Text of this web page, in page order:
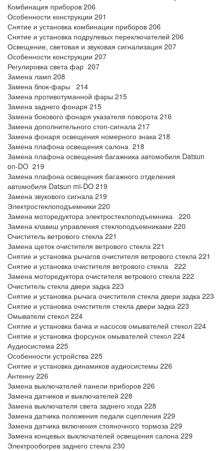
Комбинация приборов 206
Особенности конструкции 201
Снятие и установка комбинации приборов 206
Снятие и установка подрулевых переключателей 206
Освещение, световая и звуковая сигнализация 207
Особенности конструкции 207
Регулировка света фар 207
Замена ламп 208
Замена блок-фары 214
Замена противотуманной фары 215
Замена заднего фонаря 215
Замена бокового фонаря указателя поворота 216
Замена дополнительного стоп-сигнала 217
Замена фонаря освещения номерного знака 218
Замена плафона освещения салона 218
Замена плафона освещения багажника автомобиля Datsun
on-DO 219
Замена плафона освещения багажного отделения
автомобиля Datsun mi-DO 219
Замена звукового сигнала 219
Электростеклоподъемники 220
Замена моторедуктора электростеклоподъемника 220
Замена клавиш управления стеклоподъемниками 220
Очиститель ветрового стекла 221
Замена щеток очистителя ветрового стекла 221
Снятие и установка рычагов очистителя ветрового стекла 221
Снятие и установка очистителя ветрового стекла 222
Замена моторедуктора очистителя ветрового стекла 222
Очиститель стекла двери задка 223
Снятие и установка рычага очистителя стекла двери задка 223
Снятие и установка очистителя стекла двери задка 223
Омыватели стекол 224
Снятие и установка бачка и насосов омывателей стекол 224
Снятие и установка форсунок омывателей стекол 224
Аудиосистема 225
Особенности устройства 225
Снятие и установка динамиков аудиосистемы 226
Антенну 226
Замена выключателей панели приборов 226
Замена датчиков и выключателей 228
Замена выключателя света заднего хода 228
Замена датчика положения педали сцепления 229
Замена датчика включения стояночного тормоза 229
Замена концевых выключателей освещения салона 229
Электрообогрев заднего стекла 230